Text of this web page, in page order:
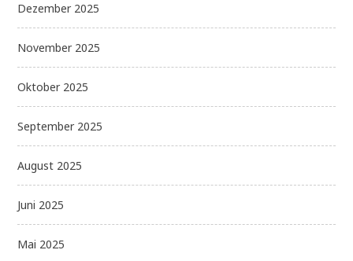
Dezember 2025
November 2025
Oktober 2025
September 2025
August 2025
Juni 2025
Mai 2025